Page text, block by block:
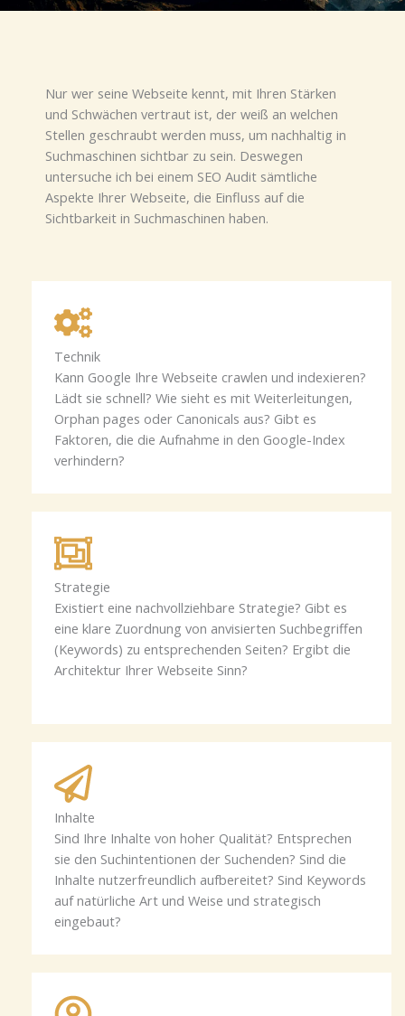
Nur wer seine Webseite kennt, mit Ihren Stärken
und Schwächen vertraut ist, der weiß an welchen
Stellen geschraubt werden muss, um nachhaltig in
Suchmaschinen sichtbar zu sein. Deswegen
untersuche ich bei einem SEO Audit sämtliche
Aspekte Ihrer Webseite, die Einfluss auf die
Sichtbarkeit in Suchmaschinen haben.
Technik
Kann Google Ihre Webseite crawlen und indexieren?
Lädt sie schnell? Wie sieht es mit Weiterleitungen,
Orphan pages oder Canonicals aus? Gibt es
Faktoren, die die Aufnahme in den Google-Index
verhindern?
Strategie
Existiert eine nachvollziehbare Strategie? Gibt es
eine klare Zuordnung von anvisierten Suchbegriffen
(Keywords) zu entsprechenden Seiten? Ergibt die
Architektur Ihrer Webseite Sinn?
Inhalte
Sind Ihre Inhalte von hoher Qualität? Entsprechen
sie den Suchintentionen der Suchenden? Sind die
Inhalte nutzerfreundlich aufbereitet? Sind Keywords
auf natürliche Art und Weise und strategisch
eingebaut?